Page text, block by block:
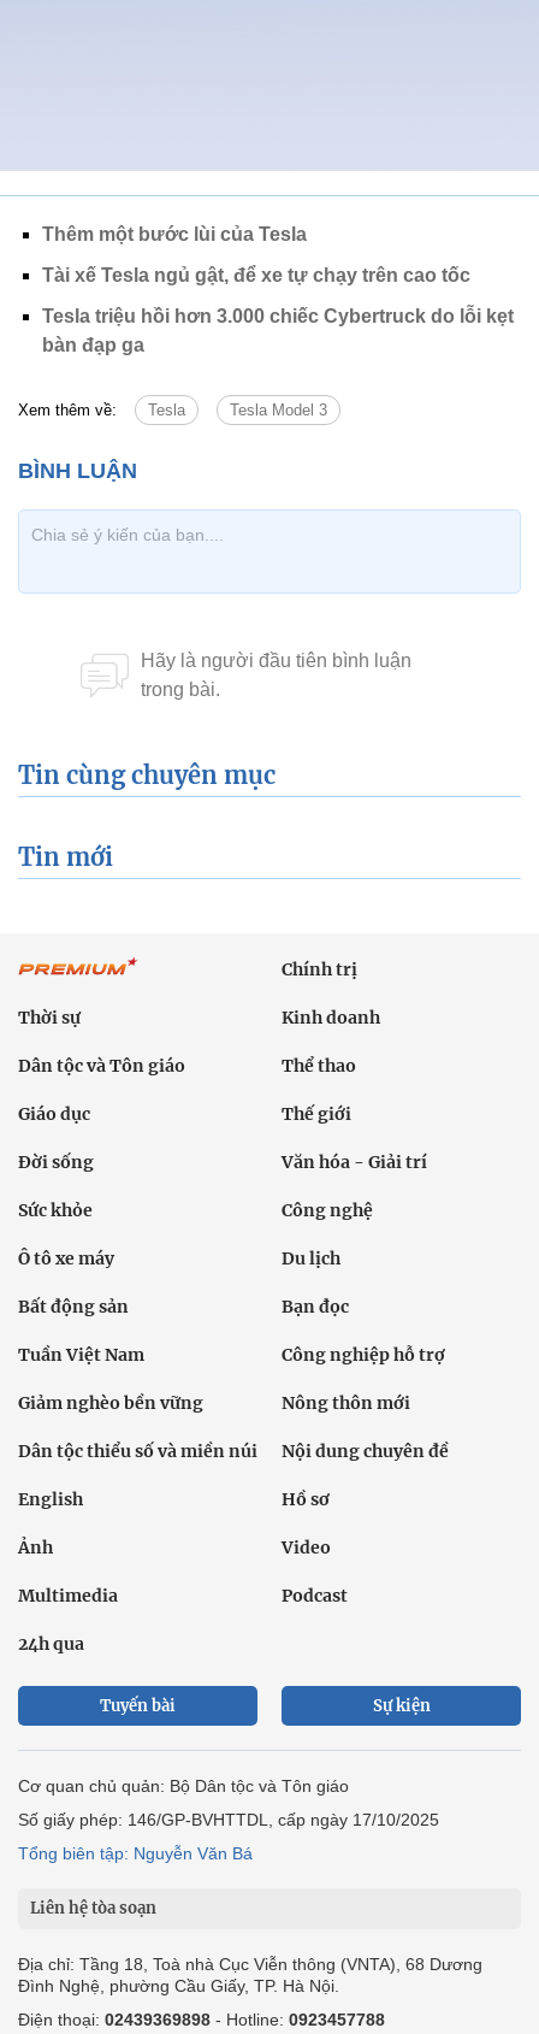
Thêm một bước lùi của Tesla
Tài xế Tesla ngủ gật, để xe tự chạy trên cao tốc
Tesla triệu hồi hơn 3.000 chiếc Cybertruck do lỗi kẹt
bàn đạp ga
Xem thêm về: Tesla Tesla Model 3
Tin cùng chuyên mục
Tin mới
Chính trị
Thời sự Kinh doanh
Dân tộc và Tôn giáo Thể thao
Giáo dục Thế giới
Đời sống Văn hóa - Giải trí
Sức khỏe Công nghệ
Ô tô xe máy Du lịch
Bất động sản Bạn đọc
Tuần Việt Nam Công nghiệp hỗ trợ
Giảm nghèo bền vững Nông thôn mới
Dân tộc thiểu số và miền núi Nội dung chuyên đề
English Hồ sơ
Ảnh Video
Multimedia Podcast
24h qua
Tuyến bài Sự kiện
Cơ quan chủ quản: Bộ Dân tộc và Tôn giáo
Số giấy phép: 146/GP-BVHTTDL, cấp ngày 17/10/2025
Tổng biên tập: Nguyễn Văn Bá
Liên hệ tòa soạn
Địa chỉ: Tầng 18, Toà nhà Cục Viễn thông (VNTA), 68 Dương
Đình Nghệ, phường Cầu Giấy, TP. Hà Nội.
Điện thoại: 02439369898 - Hotline: 0923457788